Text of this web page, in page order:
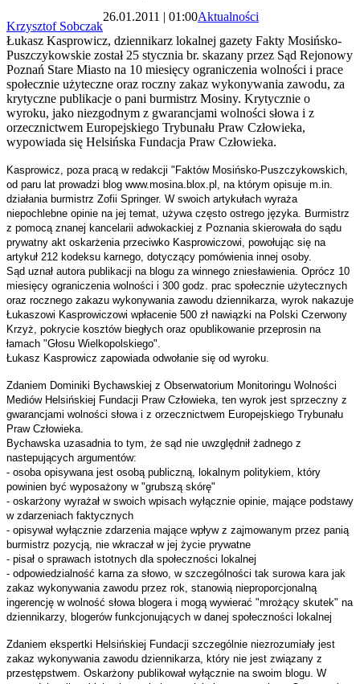
Krzysztof Sobczak
26.01.2011 | 01:00Aktualności
Łukasz Kasprowicz, dziennikarz lokalnej gazety Fakty Mosińsko-
Puszczykowskie został 25 stycznia br. skazany przez Sąd Rejonowy
Poznań Stare Miasto na 10 miesięcy ograniczenia wolności i prace
społecznie użyteczne oraz roczny zakaz wykonywania zawodu, za
krytyczne publikacje o pani burmistrz Mosiny. Krytycznie o
wyroku, jako niezgodnym z gwarancjami wolności słowa i z
orzecznictwem Europejskiego Trybunału Praw Człowieka,
wypowiada się Helsińska Fundacja Praw Człowieka.
Kasprowicz, poza pracą w redakcji "Faktów Mosińsko-Puszczykowskich,
od paru lat prowadzi blog www.mosina.blox.pl, na którym opisuje m.in.
działania burmistrz Zofii Springer. W swoich artykułach wyraża
niepochlebne opinie na jej temat, używa często ostrego języka. Burmistrz
z pomocą znanej kancelarii adwokackiej z Poznania skierowała do sądu
prywatny akt oskarżenia przeciwko Kasprowiczowi, powołując się na
artykuł 212 kodeksu karnego, dotyczący pomówienia innej osoby.
Sąd uznał autora publikacji na blogu za winnego zniesławienia. Oprócz 10
miesięcy ograniczenia wolności i 300 godz. prac społecznie użytecznych
oraz rocznego zakazu wykonywania zawodu dziennikarza, wyrok nakazuje
Łukaszowi Kasprowiczowi wpłacenie 500 zł nawiązki na Polski Czerwony
Krzyż, pokrycie kosztów biegłych oraz opublikowanie przeprosin na
łamach "Głosu Wielkopolskiego".
Łukasz Kasprowicz zapowiada odwołanie się od wyroku.
Zdaniem Dominiki Bychawskiej z Obserwatorium Monitoringu Wolności
Mediów Helsińskiej Fundacji Praw Człowieka, ten wyrok jest sprzeczny z
gwarancjami wolności słowa i z orzecznictwem Europejskiego Trybunału
Praw Człowieka.
Bychawska uzasadnia to tym, że sąd nie uwzględnił żadnego z
nastepujących argumentów:
- osoba opisywana jest osobą publiczną, lokalnym politykiem, który
powinien być wyposażony w "grubszą skórę"
- oskarżony wyrażał w swoich wpisach wyłącznie opinie, mające podstawy
w zdarzeniach faktycznych
- opisywał wyłącznie zdarzenia mające wpływ z zajmowanym przez panią
burmistrz pozycją, nie wkraczał w jej życie prywatne
- pisał o sprawach istotnych dla społeczności lokalnej
- odpowiedzialność karna za słowo, w szczególności tak surowa kara jak
zakaz wykonywania zawodu przez rok, stanowią nieproporcjonalną
ingerencję w wolność słowa blogera i mogą wywierać "mrożący skutek" na
dziennikarzy, blogerów funkcjonujących w danej społeczności lokalnej
Zdaniem ekspertki Helsińskiej Fundacji szczególnie niezrozumiały jest
zakaz wykonywania zawodu dziennikarza, który nie jest związany z
przestępstwem. Oskarżony publikował wyłącznie na swoim blogu. W